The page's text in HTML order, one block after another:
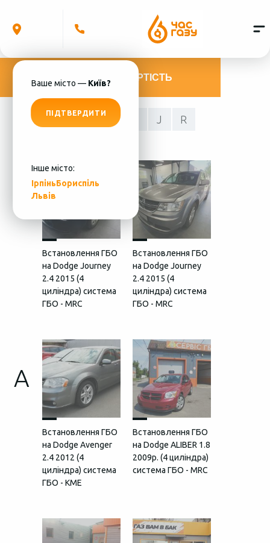
Ваше місто — Київ?
ПІДТВЕРДИТИ
Інше місто:
ІрпіньБориспіль
Львів
РОЗРАХУВАТИ ВАРТІСТЬ
A C J R
Встановлення ГБО
на Dodge Journey
2.4 2015 (4
циліндра) система
ГБО - MRC
Встановлення ГБО
на Dodge Journey
2.4 2015 (4
циліндра) система
ГБО - MRC
A
Встановлення ГБО
на Dodge Avenger
2.4 2012 (4
циліндра) система
ГБО - KME
Встановлення ГБО
на Dodge ALIBER 1.8
2009р. (4 циліндра)
система ГБО - MRC